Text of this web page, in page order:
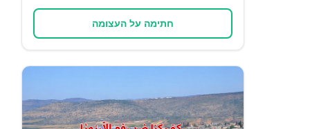
חתימה על העצומה